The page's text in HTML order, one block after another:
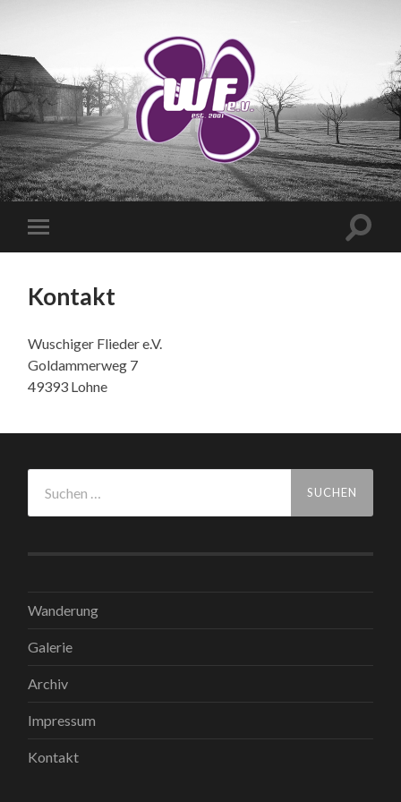
WANDERVEREIN
WUSCHIGER
FLIEDER
Mobile-
Menü
Kontakt
Wuschiger Flieder e.V.
Goldammerweg 7
49393 Lohne
nach:
Wanderung
Galerie
Archiv
Impressum
Kontakt